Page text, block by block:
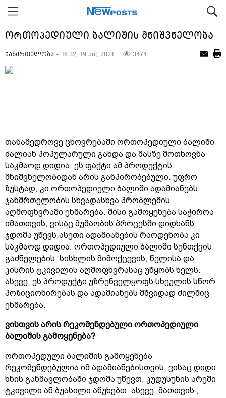
ორთოპედიული ბალიშის მნიშვნელობა
ჯანმრთელობა - 18:32, 19 Jul, 2021 3474
თანამედროვე ცხოვრებაში ორთოპედიული ბალიში
ძალიან პოპულარული გახდა და მასზე მოთხოვნა
საკმაოდ დიდია. ეს ფაქტი ამ პროდუქტის
მნიშვნელობიდან არის განპირობებული. უფრო
ზუსტად, კი ორთოპედიული ბალიში ადამიანებს
ჯანმრთელობის სხვადასხვა პრობლემის
აღმოფხვრაში ეხმარება. მისი გამოყენება საჭიროა
იმათთვის, ვისაც მუშაობის პროცესში დიდხანს
ჯდომა უწევს,ასეთი ადამიანების რაოდენობა კი
საკმაოდ დიდია. ორთოპედიული ბალიში სუნთქვის
გაძნელების, სისხლის მიმოქცევის, წელისა და
კისრის ტკივილის აღმოფხვრასაც უწყობს ხელს.
ასევე, ეს პროდუქტი უზრუნველყოფს სხეულის სწორ
პოზიციონირებას და ადამიანებს მშვიდად ძილშიც
ეხმარება.
ვისთვის არის რეკომენდებული ორთოპედიული
ბალიშის გამოყენება?
ორთოპედული ბალიშის გამოყენება
რეკომენდებულია იმ ადამიანებისთვის, ვისაც დიდი
ხნის განმავლობაში ჯდომა უწევთ, კუდუსუნის არეში
ტკივილი ან ბუასილი აწუხებთ. ასევე, მათთვის ,